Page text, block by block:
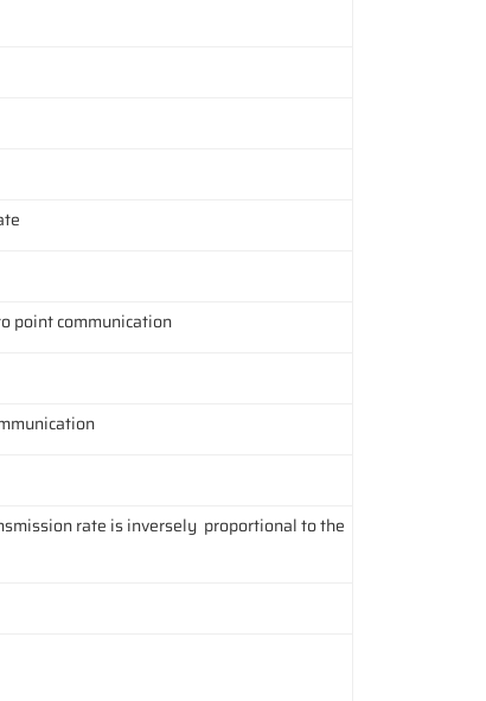
point communication
rate is inversely proportional to the